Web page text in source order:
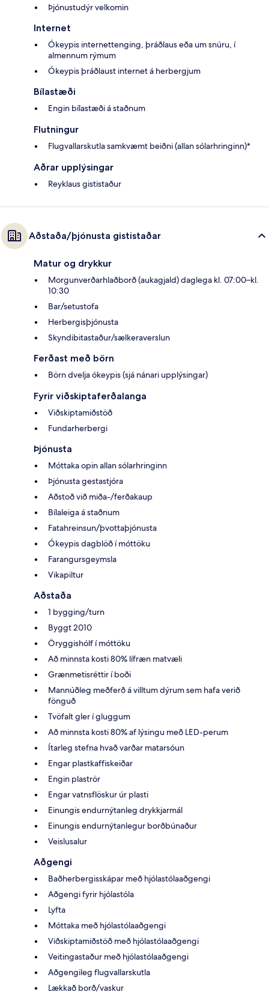
Þjónustudýr velkomin
Internet
Ókeypis internettenging, þráðlaus eða um snúru, í
almennum rýmum
Ókeypis þráðlaust internet á herbergjum
Bílastæði
Engin bílastæði á staðnum
Flutningur
Flugvallarskutla samkvæmt beiðni (allan sólarhringinn)*
Aðrar upplýsingar
Reyklaus gististaður
Aðstaða/þjónusta gististaðar
Matur og drykkur
Morgunverðarhlaðborð (aukagjald) daglega kl. 07:00–kl.
10:30
Bar/setustofa
Herbergisþjónusta
Skyndibitastaður/sælkeraverslun
Ferðast með börn
Börn dvelja ókeypis (sjá nánari upplýsingar)
Fyrir viðskiptaferðalanga
Viðskiptamiðstöð
Fundarherbergi
Þjónusta
Móttaka opin allan sólarhringinn
Þjónusta gestastjóra
Aðstoð við miða-/ferðakaup
Bílaleiga á staðnum
Fatahreinsun/þvottaþjónusta
Ókeypis dagblöð í móttöku
Farangursgeymsla
Vikapiltur
Aðstaða
1 bygging/turn
Byggt 2010
Öryggishólf í móttöku
Að minnsta kosti 80% lífræn matvæli
Grænmetisréttir í boði
Mannúðleg meðferð á villtum dýrum sem hafa verið
fönguð
Tvöfalt gler í gluggum
Að minnsta kosti 80% af lýsingu með LED-perum
Ítarleg stefna hvað varðar matarsóun
Engar plastkaffiskeiðar
Engin plaströr
Engar vatnsflöskur úr plasti
Einungis endurnýtanleg drykkjarmál
Einungis endurnýtanlegur borðbúnaður
Veislusalur
Aðgengi
Baðherbergisskápar með hjólastólaaðgengi
Aðgengi fyrir hjólastóla
Lyfta
Móttaka með hjólastólaaðgengi
Viðskiptamiðstöð með hjólastólaaðgengi
Veitingastaður með hjólastólaaðgengi
Aðgengileg flugvallarskutla
Lækkað borð/vaskur